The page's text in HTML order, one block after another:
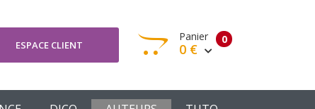
ESPACE CLIENT 0
Panier
0 €
panier est vide